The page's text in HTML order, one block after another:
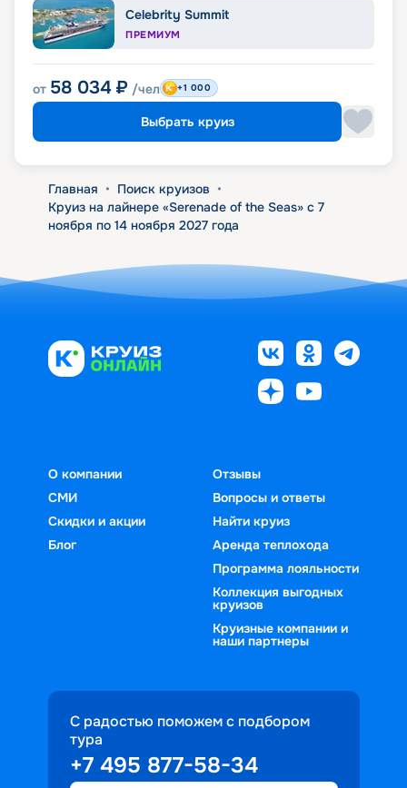
Celebrity Summit
ПРЕМИУМ
от 58 034 ₽ /чел +1 000
Выбрать круиз
Главная • Поиск круизов •
Круиз на лайнере «Serenade of the Seas» с 7
ноября по 14 ноября 2027 года
О компании
СМИ
Скидки и акции
Блог
Отзывы
Вопросы и ответы
Найти круиз
Аренда теплохода
Программа лояльности
Коллекция выгодных
круизов
Круизные компании и
наши партнеры
С радостью поможем с подбором
тура
+7 495 877-58-34